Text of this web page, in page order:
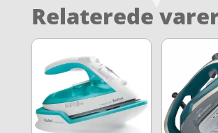
Relaterede